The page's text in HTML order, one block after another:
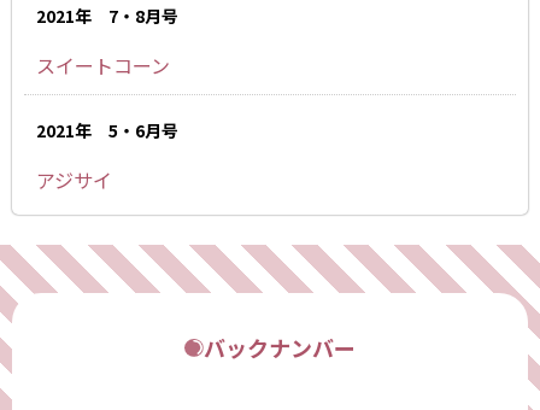
2021年 7・8月号
スイートコーン
2021年 5・6月号
アジサイ
バックナンバー